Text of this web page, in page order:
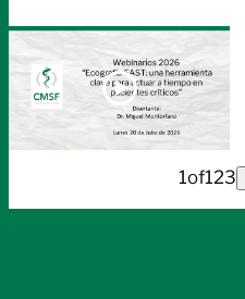
1of123